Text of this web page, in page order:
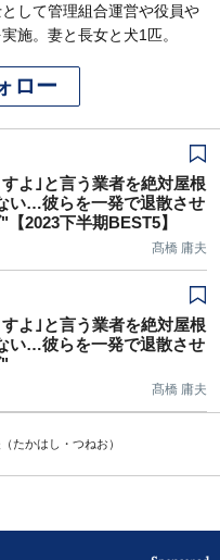
して管理組合運営や役員や
施。妻と長女と犬1匹。
ロー
よ｣と言う業者を絶対屋根
い…彼らを一発で退散させ
2023下半期BEST5】
髙橋 庸夫
よ｣と言う業者を絶対屋根
い…彼らを一発で退散させ
髙橋 庸夫
たかはし・つねお）